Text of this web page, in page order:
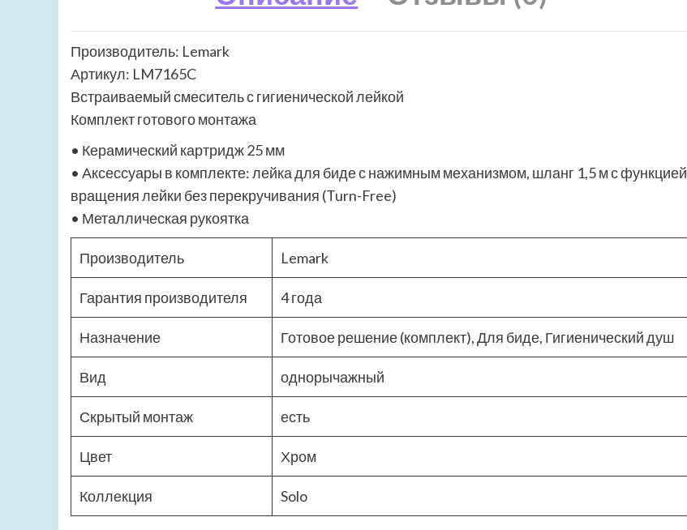
Производитель: Lemark
Артикул: LM7165C
Встраиваемый смеситель с гигиенической лейкой
Комплект готового монтажа
• Керамический картридж 25 мм
• Аксессуары в комплекте: лейка для биде с нажимным механизмом, шланг 1,5 м с функцией
вращения лейки без перекручивания (Turn-Free)
• Металлическая рукоятка
Производитель Lemark
Гарантия производителя 4 года
Назначение Готовое решение (комплект), Для биде, Гигиенический душ
Вид однорычажный
Скрытый монтаж есть
Цвет Хром
Коллекция Solo